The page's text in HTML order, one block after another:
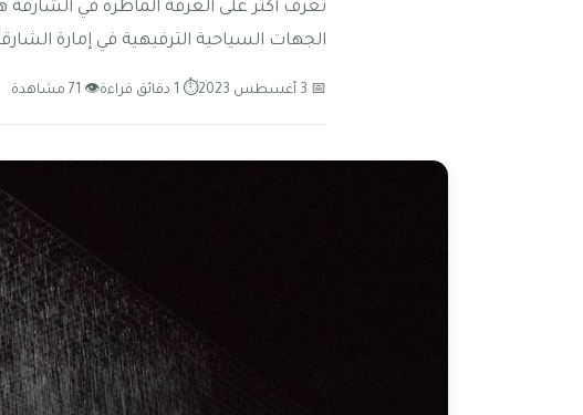
تعرف أكثر على الغرفة الماطرة في
الجهات السياحية الترفيهية في إمارة
📅 3 أغسطس 2023 ⏱ 1 دقائق قراءة 👁 71 مشاهدة